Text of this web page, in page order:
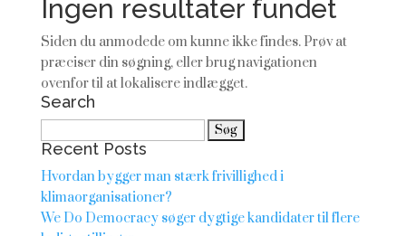
Ingen resultater fundet
Siden du anmodede om kunne ikke findes. Prøv at
præciser din søgning, eller brug navigationen
ovenfor til at lokalisere indlægget.
Search
efter:
Recent Posts
Hvordan bygger man stærk frivillighed i
klimaorganisationer?
We Do Democracy søger dygtige kandidater til flere